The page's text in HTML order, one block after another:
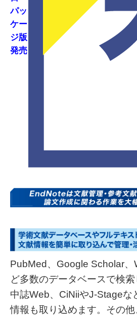
パッ
ケー
ジ版
発売
PubMed、Google Scholar
ど多数のデータベースで検
中誌Web、CiNiiやJ-Stageな
情報も取り込めます。その他